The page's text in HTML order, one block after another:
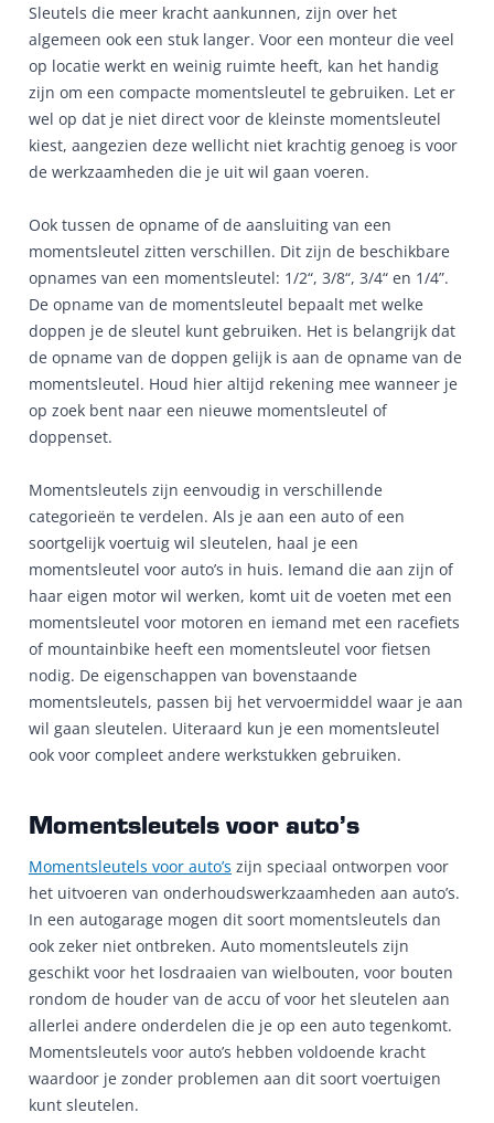
Sleutels die meer kracht aankunnen, zijn over het
algemeen ook een stuk langer. Voor een monteur die veel
op locatie werkt en weinig ruimte heeft, kan het handig
zijn om een compacte momentsleutel te gebruiken. Let er
wel op dat je niet direct voor de kleinste momentsleutel
kiest, aangezien deze wellicht niet krachtig genoeg is voor
de werkzaamheden die je uit wil gaan voeren.
Ook tussen de opname of de aansluiting van een
momentsleutel zitten verschillen. Dit zijn de beschikbare
opnames van een momentsleutel: 1/2“, 3/8“, 3/4“ en 1/4”.
De opname van de momentsleutel bepaalt met welke
doppen je de sleutel kunt gebruiken. Het is belangrijk dat
de opname van de doppen gelijk is aan de opname van de
momentsleutel. Houd hier altijd rekening mee wanneer je
op zoek bent naar een nieuwe momentsleutel of
doppenset.
Momentsleutels zijn eenvoudig in verschillende
categorieën te verdelen. Als je aan een auto of een
soortgelijk voertuig wil sleutelen, haal je een
momentsleutel voor auto’s in huis. Iemand die aan zijn of
haar eigen motor wil werken, komt uit de voeten met een
momentsleutel voor motoren en iemand met een racefiets
of mountainbike heeft een momentsleutel voor fietsen
nodig. De eigenschappen van bovenstaande
momentsleutels, passen bij het vervoermiddel waar je aan
wil gaan sleutelen. Uiteraard kun je een momentsleutel
ook voor compleet andere werkstukken gebruiken.
Momentsleutels voor auto’s
Momentsleutels voor auto’s zijn speciaal ontworpen voor
het uitvoeren van onderhoudswerkzaamheden aan auto’s.
In een autogarage mogen dit soort momentsleutels dan
ook zeker niet ontbreken. Auto momentsleutels zijn
geschikt voor het losdraaien van wielbouten, voor bouten
rondom de houder van de accu of voor het sleutelen aan
allerlei andere onderdelen die je op een auto tegenkomt.
Momentsleutels voor auto’s hebben voldoende kracht
waardoor je zonder problemen aan dit soort voertuigen
kunt sleutelen.